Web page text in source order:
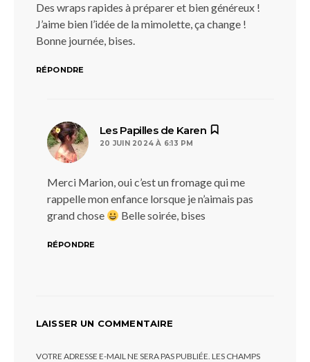
Des wraps rapides à préparer et bien généreux !
J’aime bien l’idée de la mimolette, ça change !
Bonne journée, bises.
RÉPONDRE
Les Papilles de Karen
20 JUIN 2024 À 6:13 PM
Merci Marion, oui c’est un fromage qui me
rappelle mon enfance lorsque je n’aimais pas
grand chose
Belle soirée, bises
RÉPONDRE
LAISSER UN COMMENTAIRE
VOTRE ADRESSE E-MAIL NE SERA PAS PUBLIÉE. LES CHAMPS